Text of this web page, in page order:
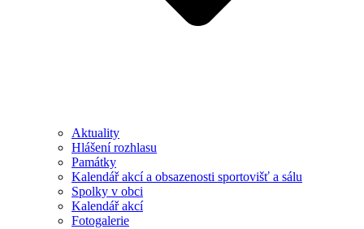
Aktuality
Hlášení rozhlasu
Památky
Kalendář akcí a obsazenosti sportovišť a sálu
Spolky v obci
Kalendář akcí
Fotogalerie